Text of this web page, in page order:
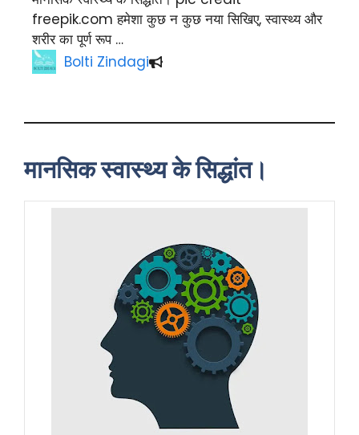
freepik.com हमेशा कुछ न कुछ नया सिखिए, स्वास्थ्य और
शरीर का पूर्ण रूप …
Bolti Zindagi
मानसिक स्वास्थ्य के सिद्धांत।